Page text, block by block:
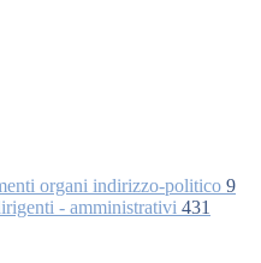
organi indirizzo-politico 9
- amministrativi 431